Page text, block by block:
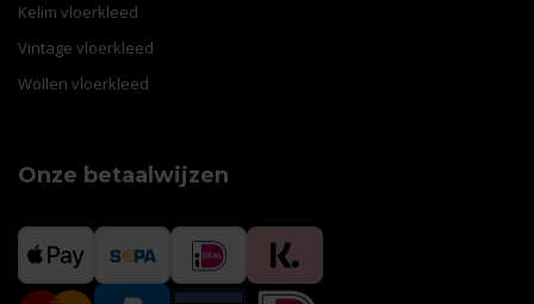
Kelim vloerkleed
Vintage vloerkleed
Wollen vloerkleed
Onze betaalwijzen